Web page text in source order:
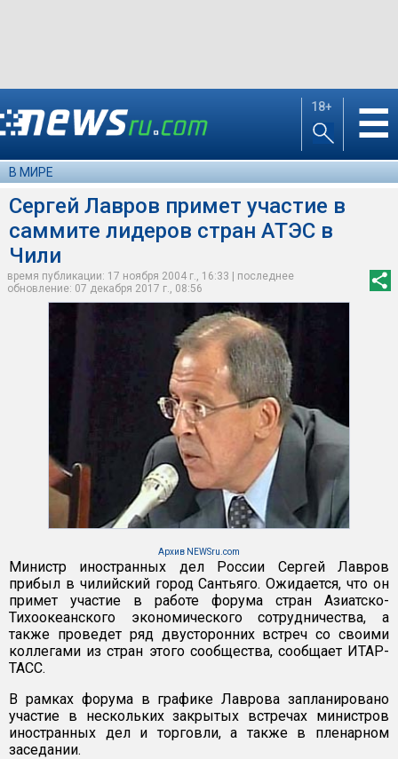
18+ ☰
В МИРЕ
Сергей Лавров примет участие в
саммите лидеров стран АТЭС в
Чили
время публикации: 17 ноября 2004 г., 16:33 | последнее
обновление: 07 декабря 2017 г., 08:56
Архив NEWSru.com
Министр иностранных дел России Сергей Лавров
прибыл в чилийский город Сантьяго. Ожидается, что он
примет участие в работе форума стран Азиатско-
Тихоокеанского экономического сотрудничества, а
также проведет ряд двусторонних встреч со своими
коллегами из стран этого сообщества, сообщает ИТАР-
ТАСС.
В рамках форума в графике Лаврова запланировано
участие в нескольких закрытых встречах министров
иностранных дел и торговли, а также в пленарном
заседании.